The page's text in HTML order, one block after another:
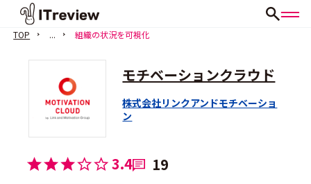
TOP ... 組織の状況を可視化
モチベーションクラウド
株式会社リンクアンドモチベーショ
ン
3.4 19